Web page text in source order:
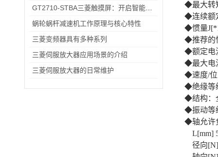
蜗轮蜗杆减速机工作原理与核心特性
三菱变频器具有多种系列
三菱伺服放大器应用场景的介绍
三菱伺服放大器的日常维护
◆最大转
◆连续额
◆惯量
◆推荐的
◆额定电
◆最大电
◆速度/位
◆绝缘等
◆结构：
◆振动等
◆轴允许
L[mm]
径向[N]